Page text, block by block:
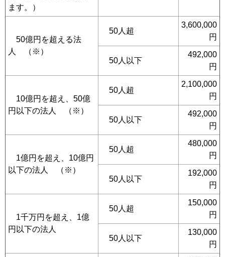
ます。）
50億円を超える法
人 （※）
50人超
3,600,000
円
50人以下
492,000
円
10億円を超え、50億
円以下の法人 （※）
50人超
2,100,000
円
50人以下
492,000
円
1億円を超え、10億円
以下の法人 （※）
50人超
480,000
円
50人以下
192,000
円
1千万円を超え、1億
円以下の法人
50人超
150,000
円
50人以下
130,000
円